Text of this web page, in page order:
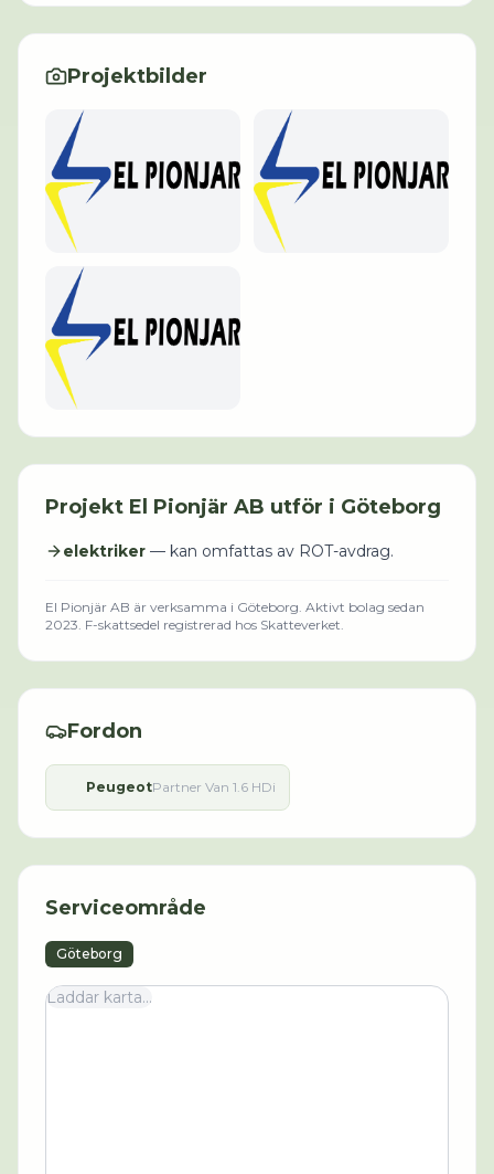
Projektbilder
Projekt El Pionjär AB utför i Göteborg
elektriker — kan omfattas av ROT-avdrag.
El Pionjär AB är verksamma i Göteborg. Aktivt bolag sedan
2023. F-skattsedel registrerad hos Skatteverket.
Fordon
PeugeotPartner Van 1.6 HDi
Serviceområde
Göteborg
Laddar karta...